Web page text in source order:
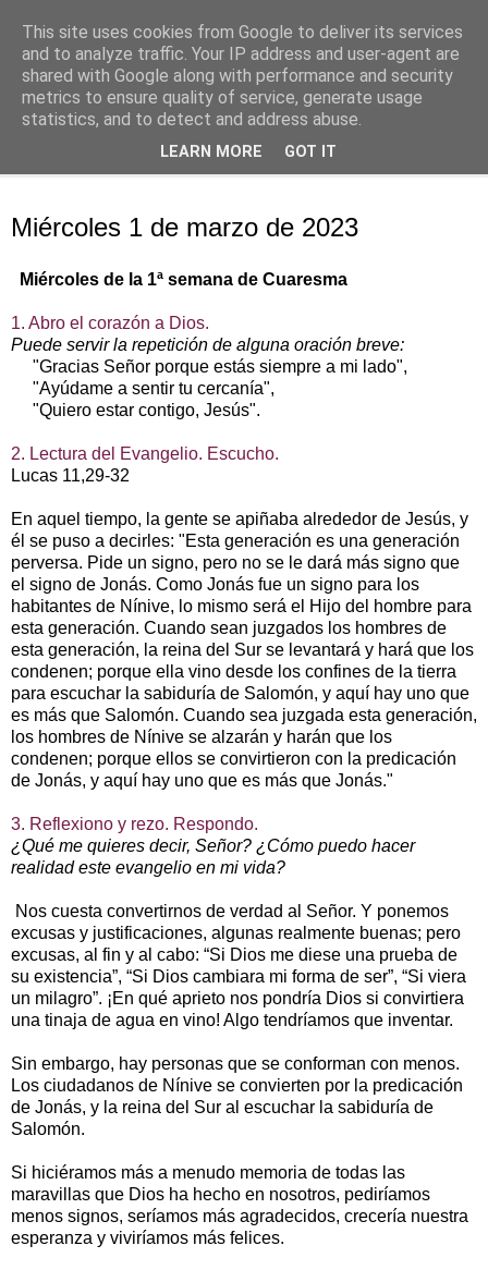
Oración personal
con el Evangelio de cada día
Miércoles 1 de marzo de 2023
Miércoles de la 1ª semana de Cuaresma
1. Abro el corazón a Dios.
Puede servir la repetición de alguna oración breve:
"Gracias Señor porque estás siempre a mi lado",
"Ayúdame a sentir tu cercanía",
"Quiero estar contigo, Jesús".
2. Lectura del Evangelio. Escucho.
Lucas 11,29-32
En aquel tiempo, la gente se apiñaba alrededor de Jesús, y
él se puso a decirles: "Esta generación es una generación
perversa. Pide un signo, pero no se le dará más signo que
el signo de Jonás. Como Jonás fue un signo para los
habitantes de Nínive, lo mismo será el Hijo del hombre para
esta generación. Cuando sean juzgados los hombres de
esta generación, la reina del Sur se levantará y hará que los
condenen; porque ella vino desde los confines de la tierra
para escuchar la sabiduría de Salomón, y aquí hay uno que
es más que Salomón. Cuando sea juzgada esta generación,
los hombres de Nínive se alzarán y harán que los
condenen; porque ellos se convirtieron con la predicación
de Jonás, y aquí hay uno que es más que Jonás."
3. Reflexiono y rezo. Respondo.
¿Qué me quieres decir, Señor? ¿Cómo puedo hacer
realidad este evangelio en mi vida?
Nos cuesta convertirnos de verdad al Señor. Y ponemos
excusas y justificaciones, algunas realmente buenas; pero
excusas, al fin y al cabo: “Si Dios me diese una prueba de
su existencia”, “Si Dios cambiara mi forma de ser”, “Si viera
un milagro”. ¡En qué aprieto nos pondría Dios si convirtiera
una tinaja de agua en vino! Algo tendríamos que inventar.
Sin embargo, hay personas que se conforman con menos.
Los ciudadanos de Nínive se convierten por la predicación
de Jonás, y la reina del Sur al escuchar la sabiduría de
Salomón.
Si hiciéramos más a menudo memoria de todas las
maravillas que Dios ha hecho en nosotros, pediríamos
menos signos, seríamos más agradecidos, crecería nuestra
esperanza y viviríamos más felices.
This site uses cookies from Google to deliver its services
and to analyze traffic. Your IP address and user-agent are
shared with Google along with performance and security
metrics to ensure quality of service, generate usage
statistics, and to detect and address abuse.
LEARN MORE GOT IT